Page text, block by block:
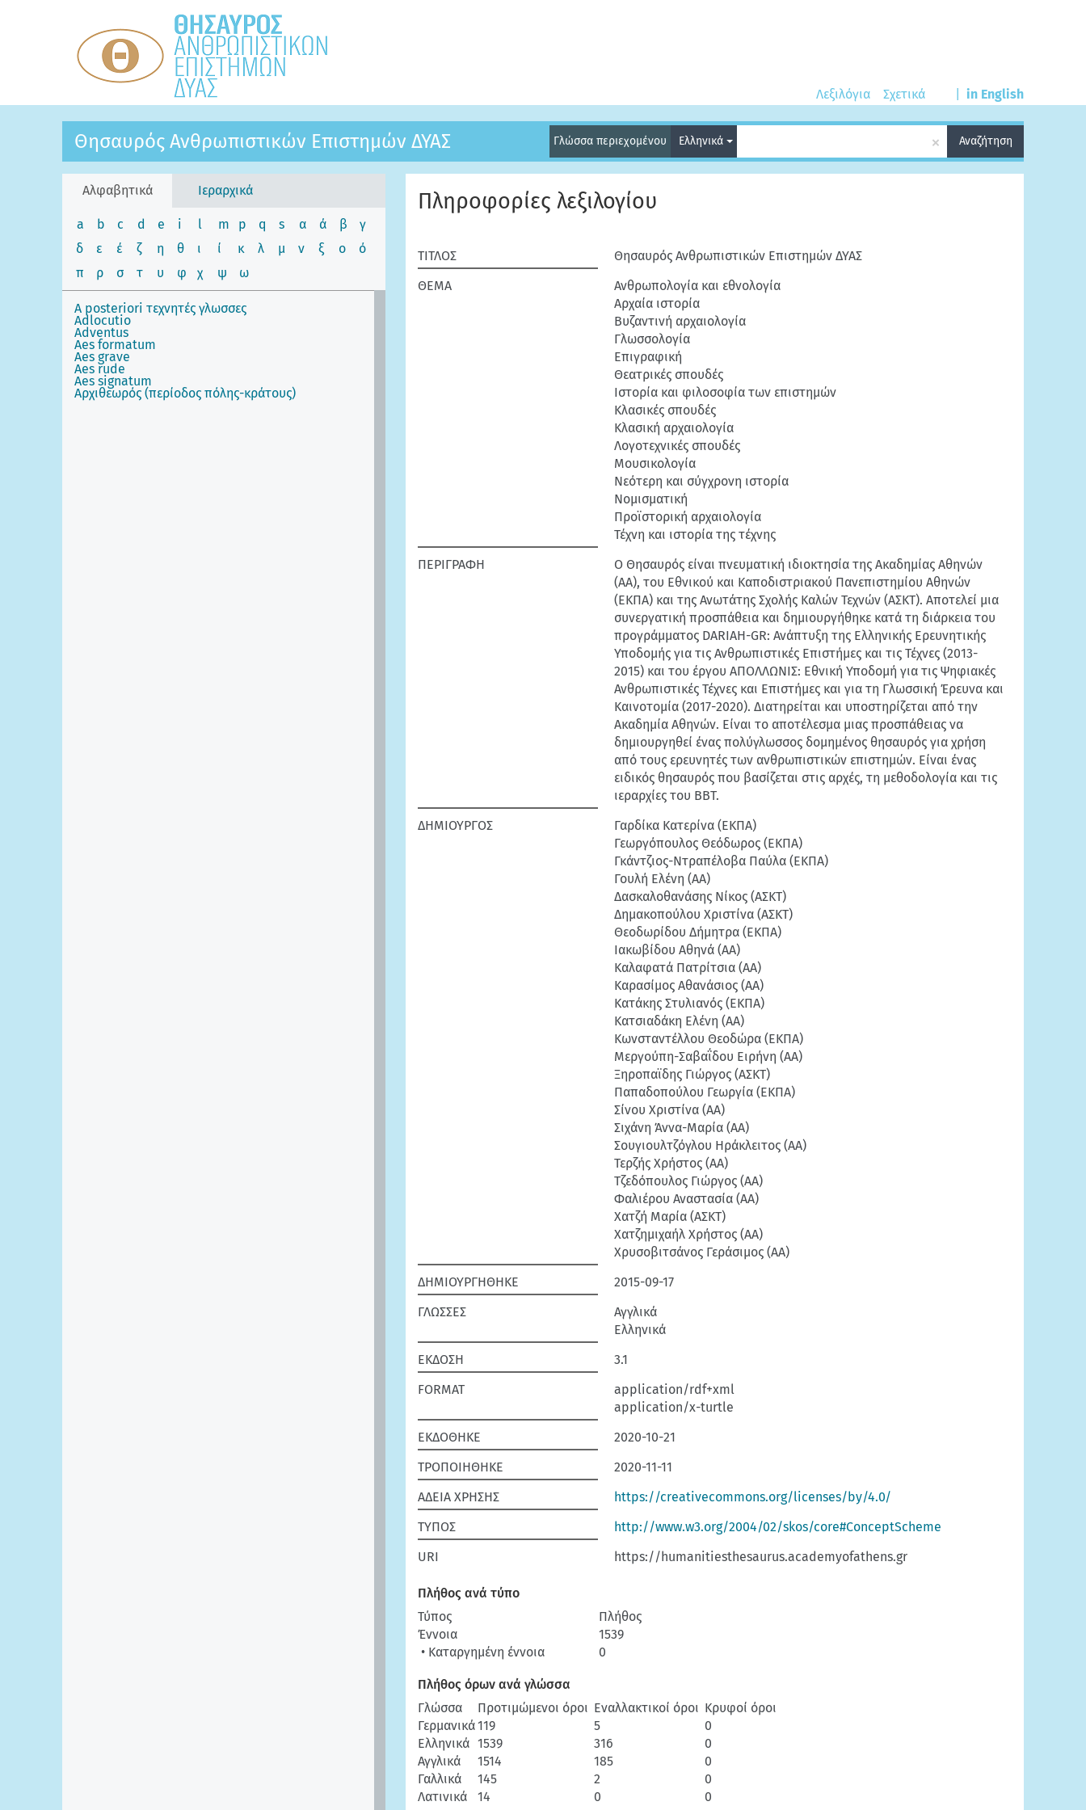
in English
Λεξιλόγια Σχετικά
Θησαυρός Ανθρωπιστικών Επιστημών ΔΥΑΣ Γλώσσα περιεχομένου Ελληνικά × Αναζήτηση
Αλφαβητικά Ιεραρχικά
a b c d e i l m p q s α ά β
γ
δ
ε έ ζ η θ ι ί κ λ μ ν ξ ο
ό
π
ρ σ τ υ φ χ ψ ω
A posteriori τεχνητές γλωσσες
Adlocutio
Adventus
Aes formatum
Aes grave
Aes rude
Aes signatum
Aρχιθεωρός (περίοδος πόλης-κράτους)
Πληροφορίες λεξιλογίου
ΤΙΤΛΟΣ
Θησαυρός Ανθρωπιστικών Επιστημών ΔΥΑΣ
ΘΕΜΑ
Ανθρωπολογία και εθνολογία
Αρχαία ιστορία
Βυζαντινή αρχαιολογία
Γλωσσολογία
Επιγραφική
Θεατρικές σπουδές
Ιστορία και φιλοσοφία των επιστημών
Κλασικές σπουδές
Κλασική αρχαιολογία
Λογοτεχνικές σπουδές
Μουσικολογία
Νεότερη και σύγχρονη ιστορία
Νομισματική
Προϊστορική αρχαιολογία
Τέχνη και ιστορία της τέχνης
ΠΕΡΙΓΡΑΦΗ
Ο Θησαυρός είναι πνευματική ιδιοκτησία της Ακαδημίας Αθηνών
(ΑΑ), του Εθνικού και Καποδιστριακού Πανεπιστημίου Αθηνών
(ΕΚΠΑ) και της Ανωτάτης Σχολής Καλών Τεχνών (ΑΣΚΤ). Αποτελεί μια
συνεργατική προσπάθεια και δημιουργήθηκε κατά τη διάρκεια του
προγράμματος DARIAH-GR: Ανάπτυξη της Ελληνικής Ερευνητικής
Υποδομής για τις Ανθρωπιστικές Επιστήμες και τις Τέχνες (2013-
2015) και του έργου ΑΠΟΛΛΩΝΙΣ: Εθνική Υποδομή για τις Ψηφιακές
Ανθρωπιστικές Τέχνες και Επιστήμες και για τη Γλωσσική Έρευνα και
Καινοτομία (2017-2020). Διατηρείται και υποστηρίζεται από την
Ακαδημία Αθηνών. Είναι το αποτέλεσμα μιας προσπάθειας να
δημιουργηθεί ένας πολύγλωσσος δομημένος θησαυρός για χρήση
από τους ερευνητές των ανθρωπιστικών επιστημών. Είναι ένας
ειδικός θησαυρός που βασίζεται στις αρχές, τη μεθοδολογία και τις
ιεραρχίες του BBT.
ΔΗΜΙΟΥΡΓΟΣ
Γαρδίκα Κατερίνα (ΕΚΠΑ)
Γεωργόπουλος Θεόδωρος (ΕΚΠΑ)
Γκάντζιος-Ντραπέλοβα Παύλα (ΕΚΠΑ)
Γουλή Ελένη (ΑΑ)
Δασκαλοθανάσης Νίκος (ΑΣΚΤ)
Δημακοπούλου Χριστίνα (ΑΣΚΤ)
Θεοδωρίδου Δήμητρα (ΕΚΠΑ)
Ιακωβίδου Αθηνά (ΑΑ)
Καλαφατά Πατρίτσια (ΑΑ)
Καρασίμος Αθανάσιος (ΑΑ)
Κατάκης Στυλιανός (ΕΚΠΑ)
Κατσιαδάκη Ελένη (ΑΑ)
Κωνσταντέλλου Θεοδώρα (ΕΚΠΑ)
Μεργούπη-Σαβαΐδου Ειρήνη (ΑΑ)
Ξηροπαϊδης Γιώργος (ΑΣΚΤ)
Παπαδοπούλου Γεωργία (ΕΚΠΑ)
Σίνου Χριστίνα (ΑΑ)
Σιχάνη Άννα-Μαρία (ΑΑ)
Σουγιουλτζόγλου Ηράκλειτος (ΑΑ)
Τερζής Χρήστος (ΑΑ)
Τζεδόπουλος Γιώργος (ΑΑ)
Φαλιέρου Αναστασία (ΑΑ)
Χατζή Μαρία (ΑΣΚΤ)
Χατζημιχαήλ Χρήστος (ΑΑ)
Χρυσοβιτσάνος Γεράσιμος (ΑΑ)
ΔΗΜΙΟΥΡΓΗΘΗΚΕ
2015-09-17
ΓΛΩΣΣΕΣ
Αγγλικά
Ελληνικά
ΕΚΔΟΣΗ
3.1
FORMAT
application/rdf+xml
application/x-turtle
ΕΚΔΟΘΗΚΕ
2020-10-21
ΤΡΟΠΟΙΗΘΗΚΕ
2020-11-11
ΑΔΕΙΑ ΧΡΗΣΗΣ
https://creativecommons.org/licenses/by/4.0/
ΤΥΠΟΣ
http://www.w3.org/2004/02/skos/core#ConceptScheme
URI
https://humanitiesthesaurus.academyofathens.gr
Πλήθος ανά τύπο
Τύπος
Πλήθος
Έννοια
1539
• Καταργημένη έννοια
0
Πλήθος όρων ανά γλώσσα
Γλώσσα
Προτιμώμενοι όροι Εναλλακτικοί όροι Κρυφοί όροι
Γερμανικά119 5
0
Ελληνικά 1539 316
0
Αγγλικά
1514 185
0
Γαλλικά
145 2
0
Λατινικά
14 0 0